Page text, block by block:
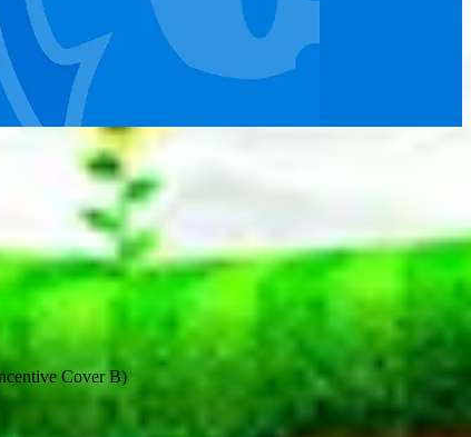
Cover B)